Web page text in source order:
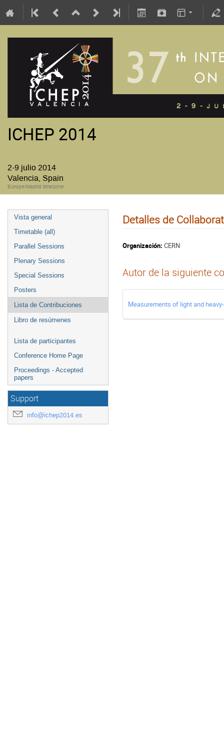
ICHEP 2014
2-9 julio 2014
Valencia, Spain
Europe/Madrid timezone
Vista general
Timetable (all)
Parallel Sessions
Plenary Sessions
Special Sessions
Posters
Lista de Contribuciones
Libro de resúmenes
Lista de participantes
Conference Home Page
Proceedings - Accepted
papers
Support
info@ichep2014.es
Detalles de
Organización: CERN
Autor de la siguiente
Measurements of light and